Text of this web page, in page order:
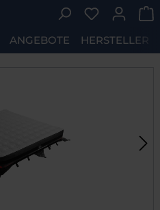
Du hast 0
ANGEBOTE HERSTELLER